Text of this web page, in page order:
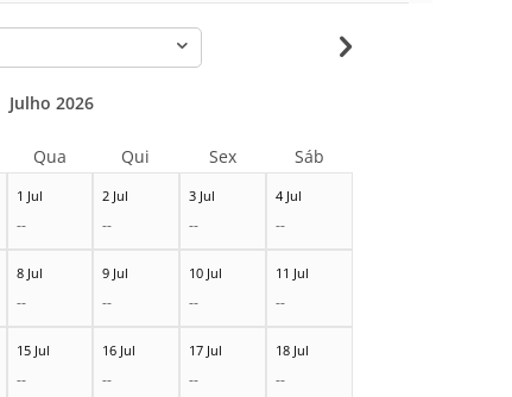
1 Jul
--
2 Jul
--
3 Jul
--
4 Jul
--
8 Jul
--
9 Jul
--
10 Jul
--
11 Jul
--
15 Jul
--
16 Jul
--
17 Jul
--
18 Jul
--
Julho 2026
Qua Qui Sex Sáb